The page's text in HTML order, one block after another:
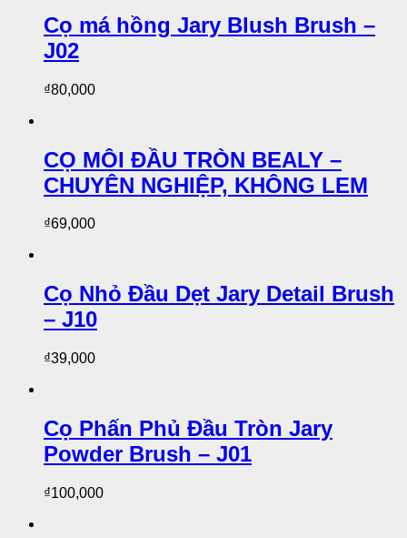
Cọ má hồng Jary Blush Brush –
J02
₫80,000
CỌ MÔI ĐẦU TRÒN BEALY –
CHUYÊN NGHIỆP, KHÔNG LEM
₫69,000
Cọ Nhỏ Đầu Dẹt Jary Detail Brush
– J10
₫39,000
Cọ Phấn Phủ Đầu Tròn Jary
Powder Brush – J01
₫100,000